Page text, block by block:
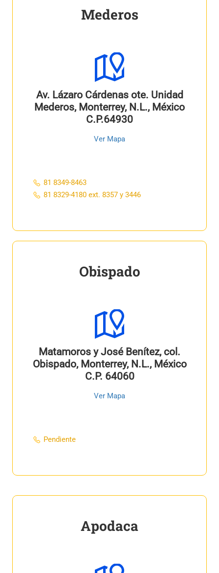
Mederos
Av. Lázaro Cárdenas ote. Unidad
Mederos, Monterrey, N.L., México
C.P.64930
Ver Mapa
81 8349-8463
81 8329-4180 ext. 8357 y 3446
Obispado
Matamoros y José Benítez, col.
Obispado, Monterrey, N.L., México
C.P. 64060
Ver Mapa
Pendiente
Apodaca